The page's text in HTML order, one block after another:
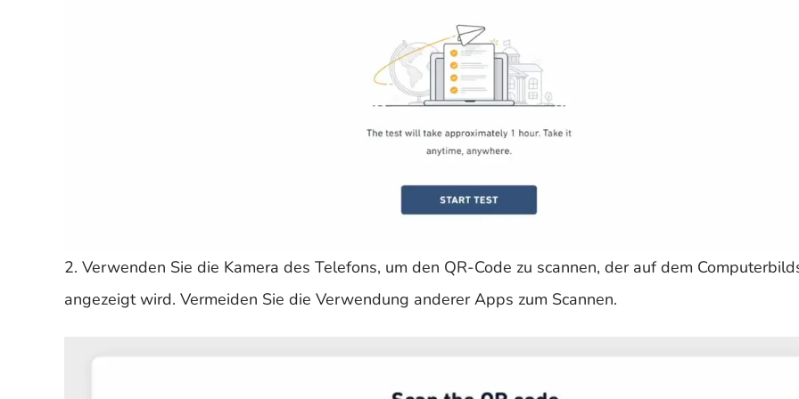
2. Verwenden Sie die Kamera des Telefons, um den QR-Code zu scannen, der auf dem
angezeigt wird. Vermeiden Sie die Verwendung anderer Apps zum Scannen.